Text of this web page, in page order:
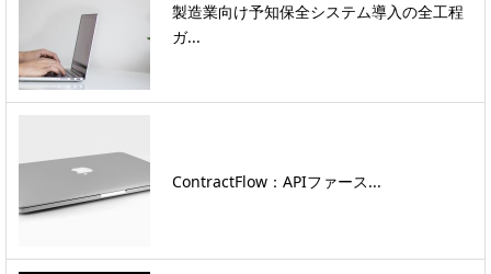
製造業向け予知保全システム導入の全工程
ガ...
ContractFlow：APIファース...